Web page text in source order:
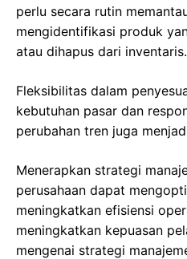
perlu secara rutin
mengidentifikasi produk
atau dihapus dari inventaris.
Fleksibilitas dalam
kebutuhan pasar dan
perubahan tren juga
Menerapkan strategi
perusahaan dapat
meningkatkan efisiensi
meningkatkan kepuasan
mengenai strategi